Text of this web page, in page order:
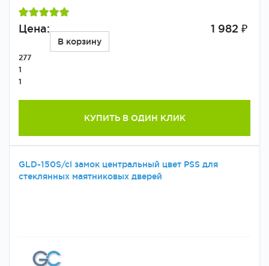
Цена: 1 982 ₽
В корзину
277
1
1
КУПИТЬ В ОДИН КЛИК
GLD-150S/cl замок центральный цвет PSS для
стеклянных маятниковых дверей